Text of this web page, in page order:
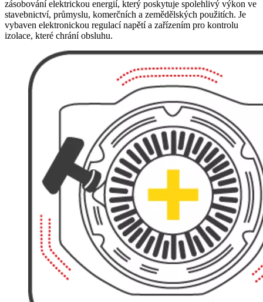
zásobování elektrickou energií, který poskytuje spolehlivý výkon ve
stavebnictví, průmyslu, komerčních a zemědělských použitích. Je
vybaven elektronickou regulací napětí a zařízením pro kontrolu
izolace, které chrání obsluhu.